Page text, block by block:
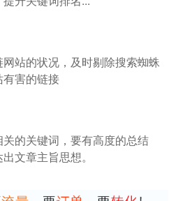
站的状况，及时剔除搜索蜘蛛
害的链接
的关键词，要有高度的总结
文章主旨思想。